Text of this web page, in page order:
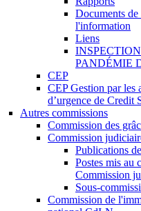
Documents
l'information
Liens
PANDÉMIE
CEP
CEP Gestion par les
d’urgence de Credit
Autres commissions
Commission des
Commission
Publications
Postes mis au
Commission
Sous-
Commission de